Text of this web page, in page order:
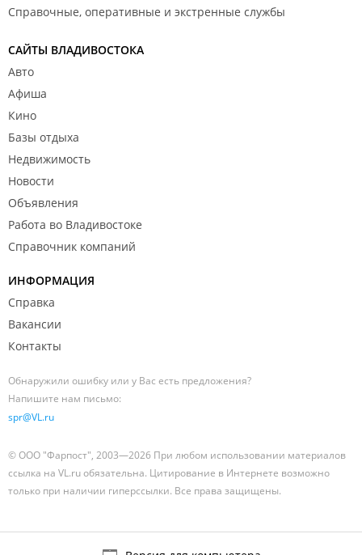
Справочные, оперативные и экстренные службы
САЙТЫ ВЛАДИВОСТОКА
Авто
Афиша
Кино
Базы отдыха
Недвижимость
Новости
Объявления
Работа во Владивостоке
Справочник компаний
ИНФОРМАЦИЯ
Справка
Вакансии
Контакты
Обнаружили ошибку или у Вас есть предложения?
Напишите нам письмо:
spr@VL.ru
© ООО "Фарпост", 2003—2026 При любом использовании материалов
ссылка на VL.ru обязательна. Цитирование в Интернете возможно
только при наличии гиперссылки. Все права защищены.